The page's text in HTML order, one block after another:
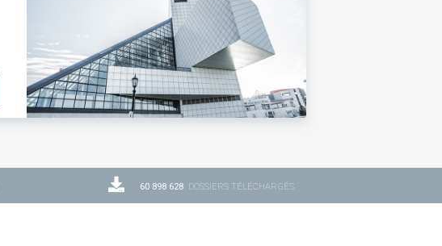
60 898 628 DOSSIERS TÉLÉCHARGÉS